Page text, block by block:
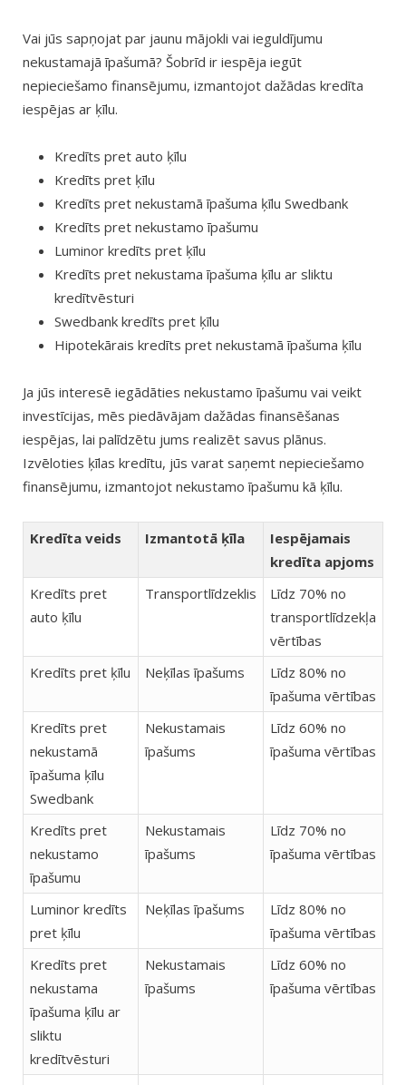
Vai jūs sapņojat par jaunu mājokli vai ieguldījumu
nekustamajā īpašumā? Šobrīd ir iespēja iegūt
nepieciešamo finansējumu, izmantojot dažādas kredīta
iespējas ar ķīlu.
Kredīts pret auto ķīlu
Kredīts pret ķīlu
Kredīts pret nekustamā īpašuma ķīlu Swedbank
Kredīts pret nekustamo īpašumu
Luminor kredīts pret ķīlu
Kredīts pret nekustama īpašuma ķīlu ar sliktu
kredītvēsturi
Swedbank kredīts pret ķīlu
Hipotekārais kredīts pret nekustamā īpašuma ķīlu
Ja jūs interesē iegādāties nekustamo īpašumu vai veikt
investīcijas, mēs piedāvājam dažādas finansēšanas
iespējas, lai palīdzētu jums realizēt savus plānus.
Izvēloties ķīlas kredītu, jūs varat saņemt nepieciešamo
finansējumu, izmantojot nekustamo īpašumu kā ķīlu.
Kredīta veids Izmantotā ķīla
Iespējamais
kredīta apjoms
Kredīts pret
auto ķīlu
Transportlīdzeklis
Līdz 70% no
transportlīdzekļa
vērtības
Kredīts pret ķīlu
Neķīlas īpašums
Līdz 80% no
īpašuma vērtības
Kredīts pret
nekustamā
īpašuma ķīlu
Swedbank
Nekustamais
īpašums
Līdz 60% no
īpašuma vērtības
Kredīts pret
nekustamo
īpašumu
Nekustamais
īpašums
Līdz 70% no
īpašuma vērtības
Luminor kredīts
pret ķīlu
Neķīlas īpašums
Līdz 80% no
īpašuma vērtības
Kredīts pret
nekustama
īpašuma ķīlu ar
sliktu
kredītvēsturi
Nekustamais
īpašums
Līdz 60% no
īpašuma vērtības